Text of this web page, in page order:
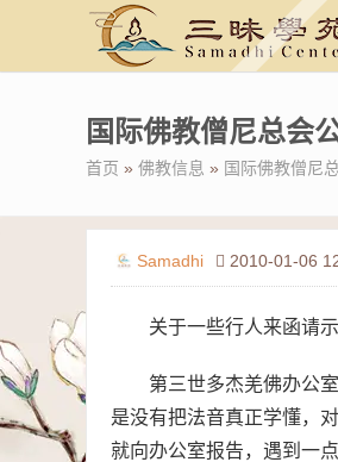
国际佛教僧尼总会
首页 » 佛教信息 » 国际佛教僧尼
Samadhi 2010-01-06
关于一些行人来函请
第三世多杰羌佛办公
是没有把法音真正学懂，
就向办公室报告，遇到一